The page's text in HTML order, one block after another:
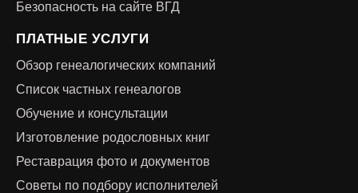
Безопасность на сайте ВГД
ПЛАТНЫЕ УСЛУГИ
Обзор генеалогических компаний
Список частных генеалогов
Обучение и консультации
Изготовление родословных книг
Реставрация фото и документов
Советы по подбору исполнителей